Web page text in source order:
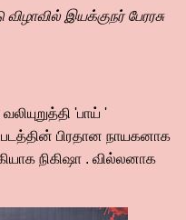
இயக்குநர் பேரரசு
'பாய் '
படத்தின் பிரதான நாயகனாக
நிகிஷா . வில்லனாக